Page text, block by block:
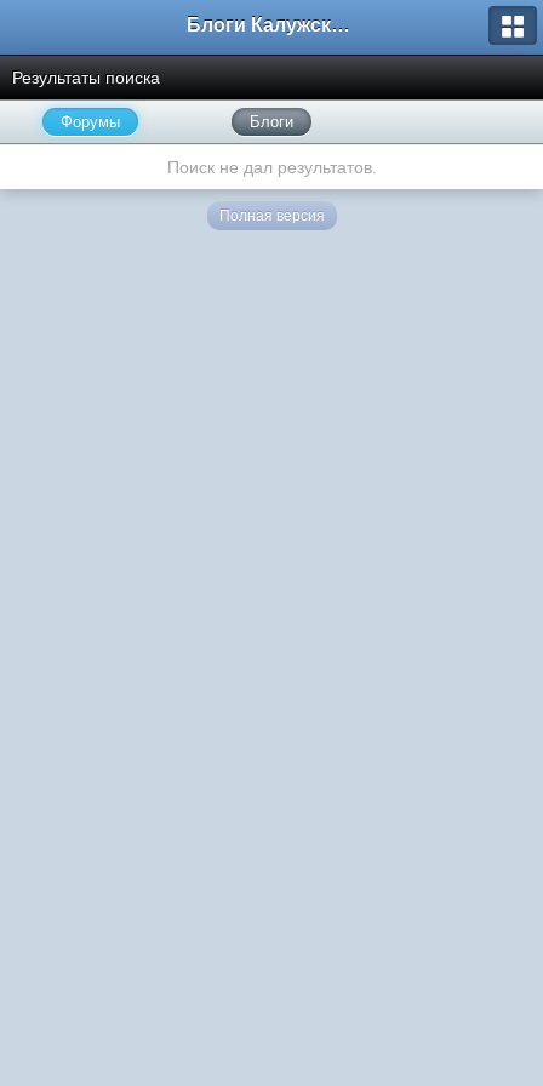
Блоги Калужского перекрестка
Результаты поиска
Форумы Блоги
Поиск не дал результатов.
Полная версия